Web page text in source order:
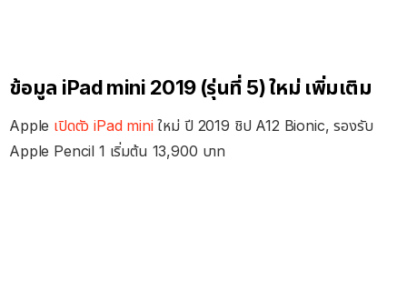
ข้อมูล iPad mini 2019 (รุ่นที่ 5)ใหม่ เพิ่มเติม
Apple เปิดตัว iPad miniใหม่ ปี 2019 ชิป A12 Bionic, รองรับ
Apple Pencil 1 เริ่มต้น 13,900 บาท